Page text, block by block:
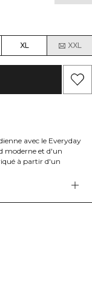
XL XXL
avec le Everyday
moderne et d'un
à partir d'un
choix facile et